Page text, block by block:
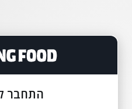
התחבר